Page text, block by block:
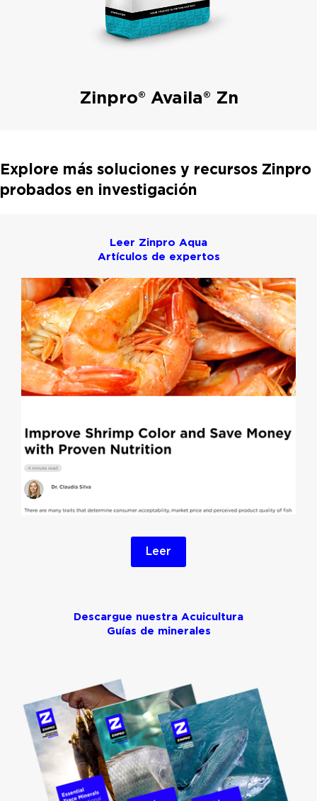
Zinpro® Availa® Zn
Explore más soluciones y recursos Zinpro
probados en investigación
Leer Zinpro Aqua
Artículos de expertos
Leer
Descargue nuestra Acuicultura
Guías de minerales